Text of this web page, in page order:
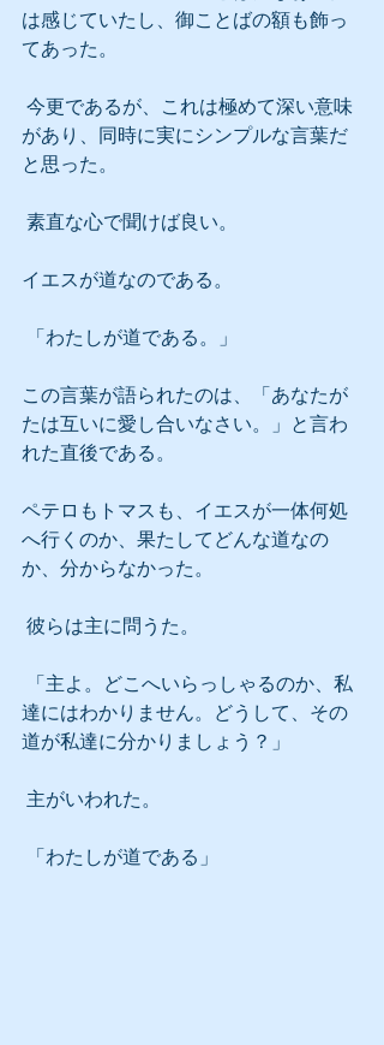
は感じていたし、御ことばの額も飾っ
てあった。
があり、同時に実にシンプルな言葉だ
と思った。
素直な心で聞けば良い。
イエスが道なのである。
「わたしが道である。」
この言葉が語られたのは、「あなたが
たは互いに愛し合いなさい。」と言わ
れた直後である。
ペテロもトマスも、イエスが一体何処
へ行くのか、果たしてどんな道なの
か、分からなかった。
彼らは主に問うた。
達にはわかりません。どうして、その
道が私達に分かりましょう？」
主がいわれた。
「わたしが道である」